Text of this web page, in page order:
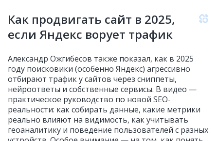
Как продвигать сайт в 2025,
если Яндекс ворует трафик
Александр Ожгибесов также показал, как в 2025
году поисковики (особенно Яндекс) агрессивно
отбирают трафик у сайтов через сниппеты,
нейроответы и собственные сервисы. В видео —
практическое руководство по новой SEO-
реальности: как собирать данные, какие метрики
реально влияют на видимость, как учитывать
геоаналитику и поведение пользователей с разных